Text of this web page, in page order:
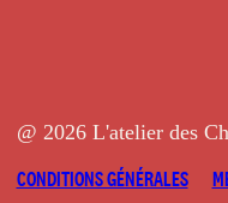
@ 2026 L'atelier des
CONDITIONS GÉNÉRALES